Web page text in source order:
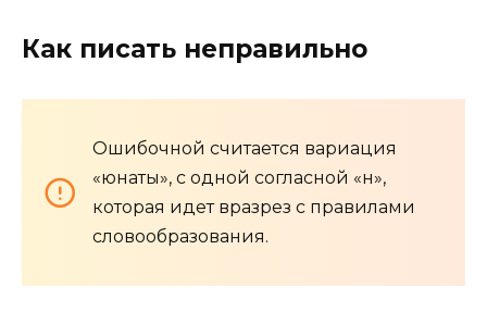
Как писать неправильно
Ошибочной считается вариация
«юнаты», с одной согласной «н»,
которая идет вразрез с правилами
словообразования.